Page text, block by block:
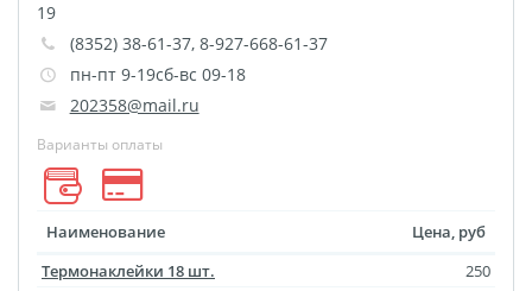
Печать выкроек
Холст на конкурс
Фотопечать больших
Портреты в стиле
Картины на холсте
Печать чертежей
Холст настольный с
19
(8352) 38-61-37, 8-927-668-61-37
пн-пт 9-19сб-вс 09-18
202358@mail.ru
Варианты оплаты
Наименование
Цена, руб
Термонаклейки 18 шт.
250